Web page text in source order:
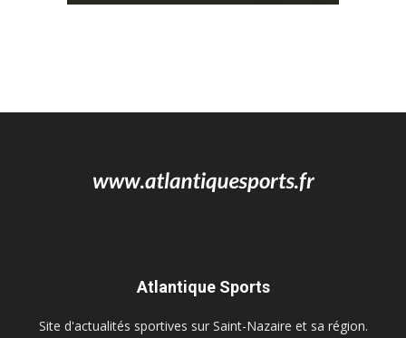
Atlantique Sports
Site d'actualités sportives sur Saint-Nazaire et sa région.